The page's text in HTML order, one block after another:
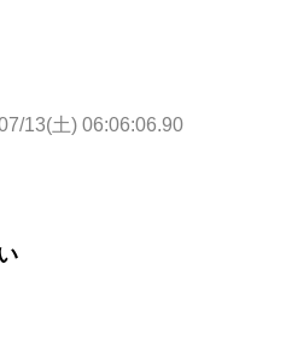
13(土) 06:06:06.90